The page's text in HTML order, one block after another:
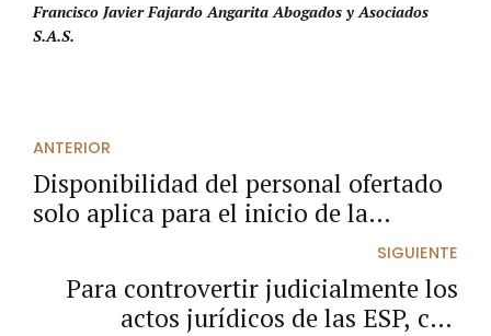
Francisco Javier Fajardo Angarita Abogados y Asociados
S.A.S.
ANTERIOR
Disponibilidad del personal ofertado
solo aplica para el inicio de la
ejecución del contrato y no para la
oferta.
SIGUIENTE
Para controvertir judicialmente los
actos jurídicos de las ESP, con